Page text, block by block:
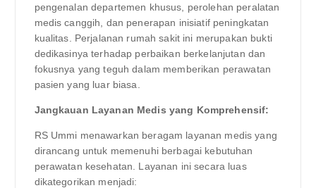
pengenalan departemen khusus, perolehan peralatan
medis canggih, dan penerapan inisiatif peningkatan
kualitas. Perjalanan rumah sakit ini merupakan bukti
dedikasinya terhadap perbaikan berkelanjutan dan
fokusnya yang teguh dalam memberikan perawatan
pasien yang luar biasa.
Jangkauan Layanan Medis yang Komprehensif:
RS Ummi menawarkan beragam layanan medis yang
dirancang untuk memenuhi berbagai kebutuhan
perawatan kesehatan. Layanan ini secara luas
dikategorikan menjadi: